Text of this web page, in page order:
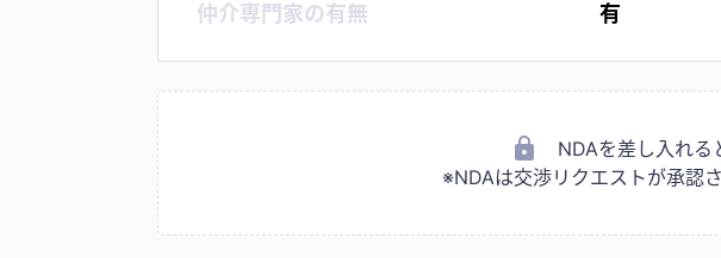
仲介専門家の有無 有
NDAを差し入れる
※NDAは交渉リクエストが承認